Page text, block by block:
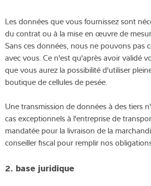
Les données que vous fournissez sont
du contrat ou à la mise en œuvre de
Sans ces données, nous ne pouvons pas
avec vous. Ce n'est qu'après avoir validé
que vous aurez la possibilité d'utiliser
boutique de cellules de pesée.
Une transmission de données à des tiers
cas exceptionnels à l'entreprise de
mandatée pour la livraison de la
conseiller fiscal pour remplir nos
2. base juridique